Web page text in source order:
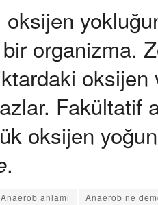
organizma.
oksijen
Fakültatif
oksijen
.
Anaerob anlamı Anaerob ne